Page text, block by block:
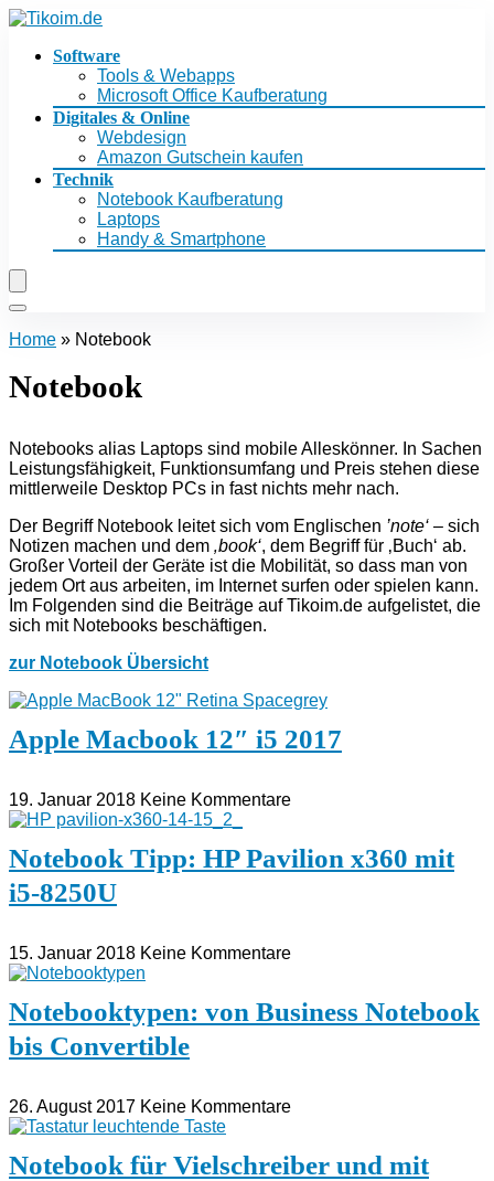
Software
Tools & Webapps
Microsoft Office Kaufberatung
Digitales & Online
Webdesign
Amazon Gutschein kaufen
Technik
Notebook Kaufberatung
Laptops
Handy & Smartphone
Home » Notebook
Notebook
Notebooks alias Laptops sind mobile Alleskönner. In Sachen
Leistungsfähigkeit, Funktionsumfang und Preis stehen diese
mittlerweile Desktop PCs in fast nichts mehr nach.
Der Begriff Notebook leitet sich vom Englischen ’note‘ – sich
Notizen machen und dem ‚book‘, dem Begriff für ‚Buch‘ ab.
Großer Vorteil der Geräte ist die Mobilität, so dass man von
jedem Ort aus arbeiten, im Internet surfen oder spielen kann.
Im Folgenden sind die Beiträge auf Tikoim.de aufgelistet, die
sich mit Notebooks beschäftigen.
zur Notebook Übersicht
Apple Macbook 12″ i5 2017
19. Januar 2018 Keine Kommentare
Notebook Tipp: HP Pavilion x360 mit
i5-8250U
15. Januar 2018 Keine Kommentare
Notebooktypen: von Business Notebook
bis Convertible
26. August 2017 Keine Kommentare
Notebook für Vielschreiber und mit